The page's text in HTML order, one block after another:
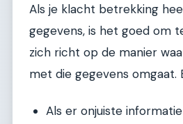
Als je klacht betrekking
gegevens, is het goed om
zich richt op de manier
met die gegevens omgaat.
Als er onjuiste